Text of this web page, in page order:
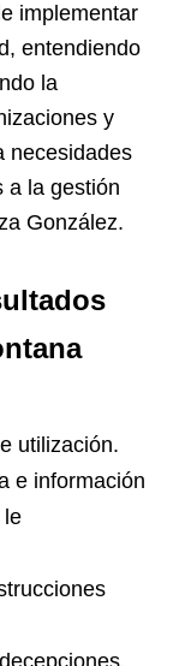
implementar
entendiendo
la
y
necesidades
a la gestión
González.
utilización.
e información
le